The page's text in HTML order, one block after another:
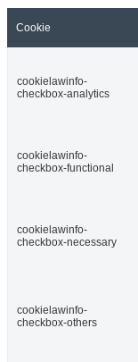
Cookie
cookielawinfo-
checkbox-analytics
cookielawinfo-
checkbox-functional
cookielawinfo-
checkbox-necessary
cookielawinfo-
checkbox-others